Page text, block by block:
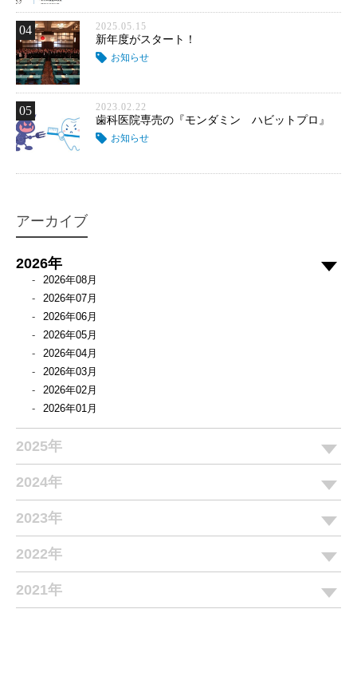
04 2025.05.15
新年度がスタート！
お知らせ
05 2023.02.22
歯科医院専売の『モンダミン ハビットプロ』
お知らせ
アーカイブ
2026年
2026年08月
2026年07月
2026年06月
2026年05月
2026年04月
2026年03月
2026年02月
2026年01月
2025年
2024年
2023年
2022年
2021年